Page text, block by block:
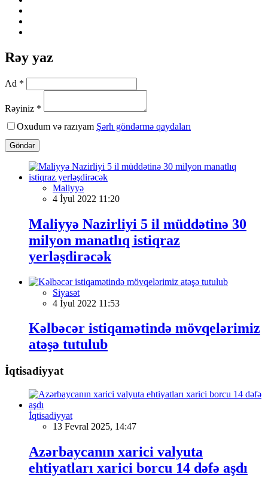
Rəy yaz
Ad *
Rəyiniz *
Oxudum və razıyam Şərh göndərmə qaydaları
Göndər
Maliyyə
4 İyul 2022 11:20
Maliyyə Nazirliyi 5 il müddətinə 30
milyon manatlıq istiqraz
yerləşdirəcək
Siyasət
4 İyul 2022 11:53
Kəlbəcər istiqamətində mövqelərimiz
atəşə tutulub
İqtisadiyyat
İqtisadiyyat
13 Fevral 2025, 14:47
Azərbaycanın xarici valyuta
ehtiyatları xarici borcu 14 dəfə aşdı